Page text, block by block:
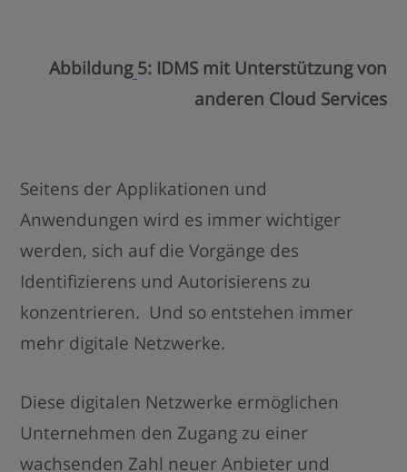
Abbildung 5: IDMS mit Unterstützung von
anderen Cloud Services
Seitens der Applikationen und
Anwendungen wird es immer wichtiger
werden, sich auf die Vorgänge des
Identifizierens und Autorisierens zu
konzentrieren. Und so entstehen immer
mehr digitale Netzwerke.
Diese digitalen Netzwerke ermöglichen
Unternehmen den Zugang zu einer
wachsenden Zahl neuer Anbieter und